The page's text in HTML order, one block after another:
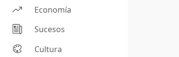
Economía
Sucesos
Cultura